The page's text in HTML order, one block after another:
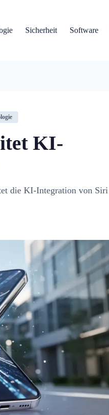
Sicherheit Software
KI-
die KI-Integration von Siri